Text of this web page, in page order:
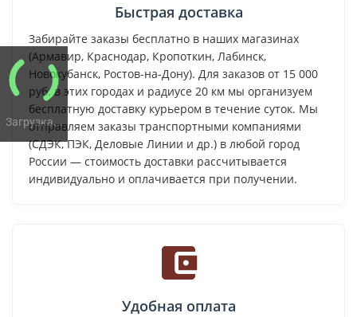
Загрузка...
Быстрая доставка
Забирайте заказы бесплатно в наших магазинах
(Армавир, Краснодар, Кропоткин, Лабинск,
Новокубанск, Ростов-на-Дону). Для заказов от 15 000
руб. в этих городах и радиусе 20 км мы организуем
бесплатную доставку курьером в течение суток. Мы
отправляем заказы транспортными компаниями
(СДЭК, ПЭК, Деловые Линии и др.) в любой город
России — стоимость доставки рассчитывается
индивидуально и оплачивается при получении.
Удобная оплата